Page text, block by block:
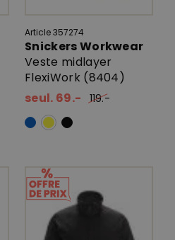
Article 357274
Snickers Workwear
Veste midlayer
FlexiWork (8404)
seul. 69.-
119.-